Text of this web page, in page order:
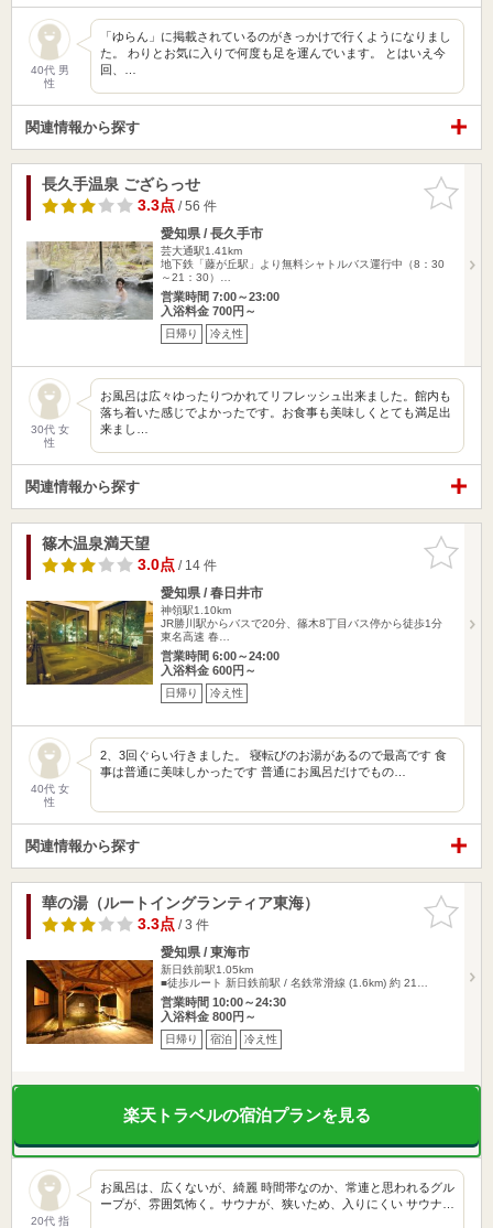
40代 男
性
「ゆらん」に掲載されているのがきっかけで行くようになりまし
た。 わりとお気に入りで何度も足を運んでいます。 とはいえ今
回、…
関連情報から探す
お気に入
りに追加
長久手温泉 ござらっせ
3.3点/ 56 件
愛知県 / 長久手市
芸大通駅1.41km
地下鉄「藤が丘駅」より無料シャトルバス運行中（8：30
～21：30）…
営業時間 7:00～23:00
入浴料金 700円～
日帰り 冷え性
30代 女
性
お風呂は広々ゆったりつかれてリフレッシュ出来ました。館内も
落ち着いた感じでよかったです。お食事も美味しくとても満足出
来まし…
関連情報から探す
お気に入
りに追加
篠木温泉満天望
3.0点/ 14 件
愛知県 / 春日井市
神領駅1.10km
JR勝川駅からバスで20分、篠木8丁目バス停から徒歩1分
東名高速 春…
営業時間 6:00～24:00
入浴料金 600円～
日帰り 冷え性
40代 女
性
2、3回ぐらい行きました。 寝転びのお湯があるので最高です 食
事は普通に美味しかったです 普通にお風呂だけでもの…
関連情報から探す
お気に入
りに追加
華の湯（ルートイングランティア東海）
3.3点/ 3 件
愛知県 / 東海市
新日鉄前駅1.05km
■徒歩ルート 新日鉄前駅 / 名鉄常滑線 (1.6km) 約 21…
営業時間 10:00～24:30
入浴料金 800円～
日帰り 宿泊 冷え性
楽天トラベルの宿泊プランを見る
20代 指
お風呂は、広くないが、綺麗 時間帯なのか、常連と思われるグル
ープが、雰囲気怖く。サウナが、狭いため、入りにくい サウナ…